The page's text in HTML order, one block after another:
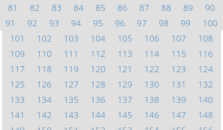
81
82 83 84 85 86 87 88 89
90
91
92 93 94 95 96 97 98 99
100
101
102 103 104 105 106 107
108
109
110 111 112 113 114 115
116
117
118 119 120 121 122 123
124
125
126 127 128 129 130 131
132
133
134 135 136 137 138 139
140
141
142 143 144 145 146 147
148